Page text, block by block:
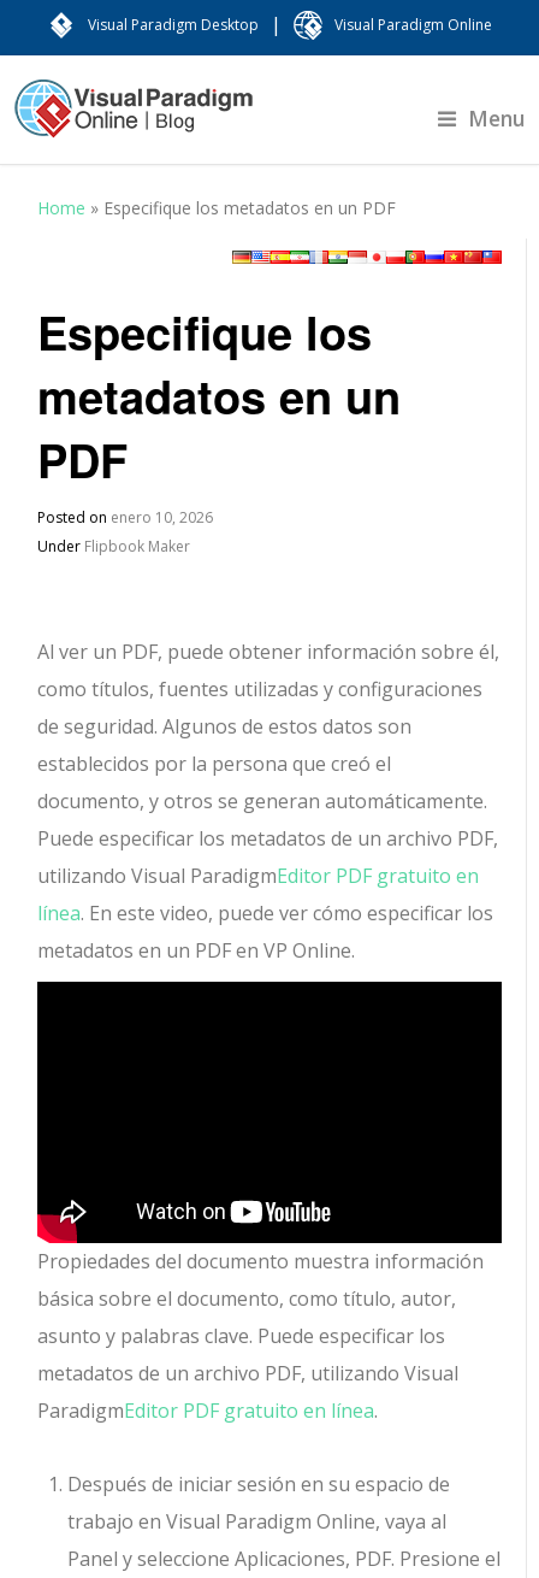
Visual Paradigm Desktop | Visual Paradigm Online
Menu
Home » Especifique los metadatos en un PDF
Especifique los
metadatos en un
PDF
Posted on enero 10, 2026
Under Flipbook Maker
Al ver un PDF, puede obtener información sobre él,
como títulos, fuentes utilizadas y configuraciones
de seguridad. Algunos de estos datos son
establecidos por la persona que creó el
documento, y otros se generan automáticamente.
Puede especificar los metadatos de un archivo PDF,
utilizando Visual ParadigmEditor PDF gratuito en
línea. En este video, puede ver cómo especificar los
metadatos en un PDF en VP Online.
Propiedades del documento muestra información
básica sobre el documento, como título, autor,
asunto y palabras clave. Puede especificar los
metadatos de un archivo PDF, utilizando Visual
ParadigmEditor PDF gratuito en línea.
Después de iniciar sesión en su espacio de
trabajo en Visual Paradigm Online, vaya al
Panel y seleccione Aplicaciones, PDF. Presione el